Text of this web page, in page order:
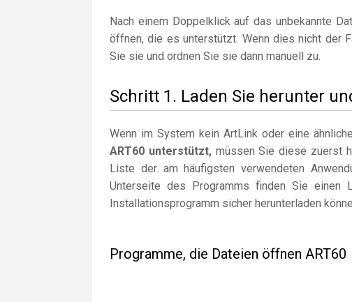
Nach einem Doppelklick auf das unbekannte
öffnen, die es unterstützt. Wenn dies nicht der
Sie sie und ordnen Sie sie dann manuell zu.
Schritt 1. Laden Sie herunter
Wenn im System kein ArtLink oder eine
ART60 unterstützt,müssen Sie diese zuerst
Liste der am häufigsten verwendeten
Unterseite des Programms finden Sie einen
Installationsprogramm sicher herunterladen
Programme, die Dateien öffnen ART60